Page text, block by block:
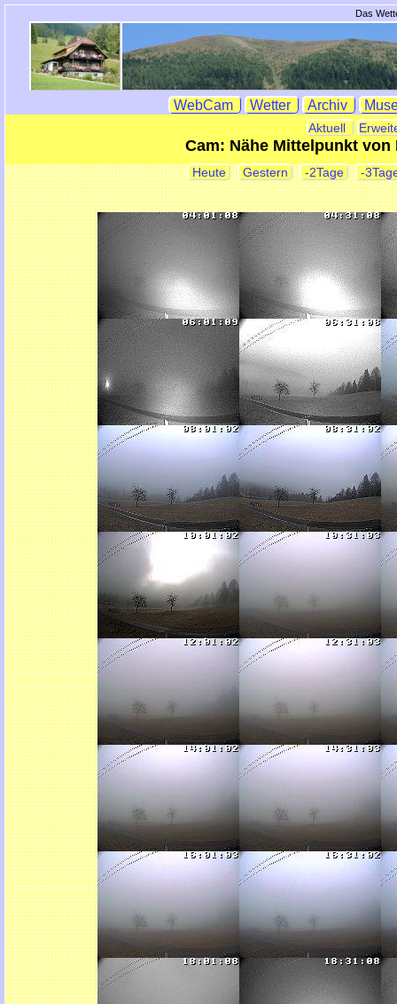
Das
WebCam Wetter Archiv
Aktuell
Cam: Nähe Mittelpunkt
Heute Gestern -2Tage -